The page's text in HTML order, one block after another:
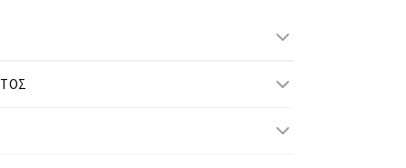
μ/ ύψος και φοράει 3XL